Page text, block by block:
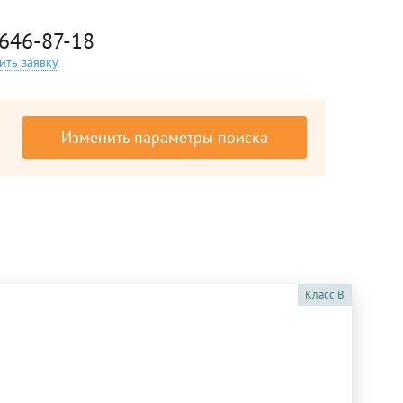
87-18
заявку
Изменить параметры поиска
Класс B